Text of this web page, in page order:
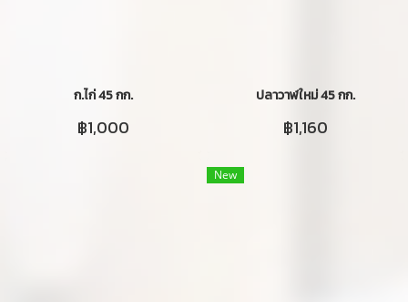
ก.ไก่ 45 กก.
฿1,000
ปลาวาฬใหม่ 45 กก.
฿1,160
New